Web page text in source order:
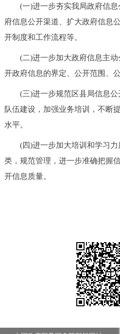
(一)进一步夯实我局政府信息
府信息公开渠道、扩大政府信息
开制度和工作流程等。
(二)进一步加大政府信息主动
开政府信息的界定、公开范围、
(三)进一步规范区县局信息公
队伍建设，加强业务培训，不断
水平。
(四)进一步加大培训和学习力
类，规范管理，进一步准确把握
开信息质量。